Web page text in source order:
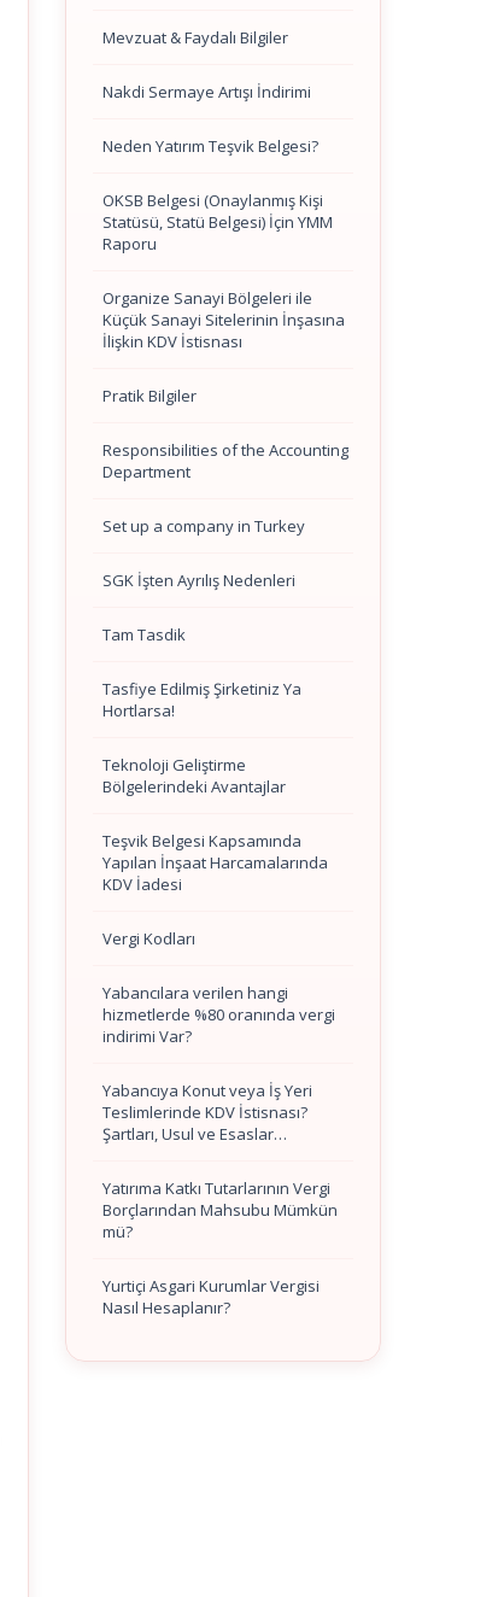
Mevzuat & Faydalı Bilgiler
Nakdi Sermaye Artışı İndirimi
Neden Yatırım Teşvik Belgesi?
OKSB Belgesi (Onaylanmış Kişi
Statüsü, Statü Belgesi) İçin YMM
Raporu
Organize Sanayi Bölgeleri ile
Küçük Sanayi Sitelerinin İnşasına
İlişkin KDV İstisnası
Pratik Bilgiler
Responsibilities of the Accounting
Department
Set up a company in Turkey
SGK İşten Ayrılış Nedenleri
Tam Tasdik
Tasfiye Edilmiş Şirketiniz Ya
Hortlarsa!
Teknoloji Geliştirme
Bölgelerindeki Avantajlar
Teşvik Belgesi Kapsamında
Yapılan İnşaat Harcamalarında
KDV İadesi
Vergi Kodları
Yabancılara verilen hangi
hizmetlerde %80 oranında vergi
indirimi Var?
Yabancıya Konut veya İş Yeri
Teslimlerinde KDV İstisnası?
Şartları, Usul ve Esaslar…
Yatırıma Katkı Tutarlarının Vergi
Borçlarından Mahsubu Mümkün
mü?
Yurtiçi Asgari Kurumlar Vergisi
Nasıl Hesaplanır?